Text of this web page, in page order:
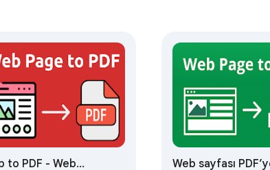
to PDF - Web
Web sayfası